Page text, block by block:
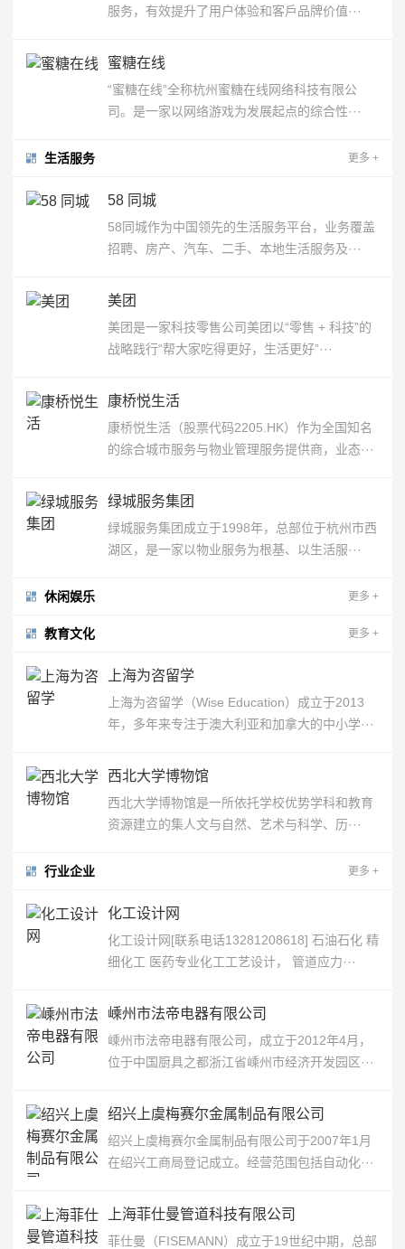
服务，有效提升了用户体验和客戶品牌价值···
蜜糖在线
“蜜糖在线”全称杭州蜜糖在线网络科技有限公
司。是一家以网络游戏为发展起点的综合性···
生活服务 更多 +
58 同城
58同城作为中国领先的生活服务平台，业务覆盖
招聘、房产、汽车、二手、本地生活服务及···
美团
美团是一家科技零售公司美团以“零售 + 科技”的
战略践行“帮大家吃得更好，生活更好”···
康桥悦生活
康桥悦生活（股票代码2205.HK）作为全国知名
的综合城市服务与物业管理服务提供商，业态···
绿城服务集团
绿城服务集团成立于1998年，总部位于杭州市西
湖区，是一家以物业服务为根基、以生活服···
休闲娱乐 更多 +
教育文化 更多 +
上海为咨留学
上海为咨留学（Wise Education）成立于2013
年，多年来专注于澳大利亚和加拿大的中小学···
西北大学博物馆
西北大学博物馆是一所依托学校优势学科和教育
资源建立的集人文与自然、艺术与科学、历···
行业企业 更多 +
化工设计网
化工设计网[联系电话13281208618] 石油石化 精
细化工 医药专业化工工艺设计， 管道应力···
嵊州市法帝电器有限公司
嵊州市法帝电器有限公司，成立于2012年4月，
位于中国厨具之都浙江省嵊州市经济开发园区···
绍兴上虞梅赛尔金属制品有限公司
绍兴上虞梅赛尔金属制品有限公司于2007年1月
在绍兴工商局登记成立。经营范围包括自动化···
上海菲仕曼管道科技有限公司
菲仕曼（FISEMANN）成立于19世纪中期，总部